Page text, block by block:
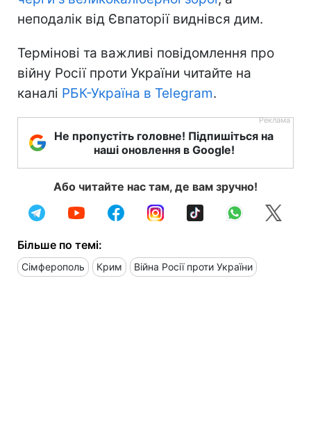
неподалік від Євпаторії виднівся дим.
Термінові та важливі повідомлення про
війну Росії проти України читайте на
каналі РБК-Україна в Telegram.
Не пропустіть головне! Підпишіться на
наші оновлення в Google!
Або читайте нас там, де вам зручно!
Більше по темі:
Сімферополь Крим Війна Росії проти України